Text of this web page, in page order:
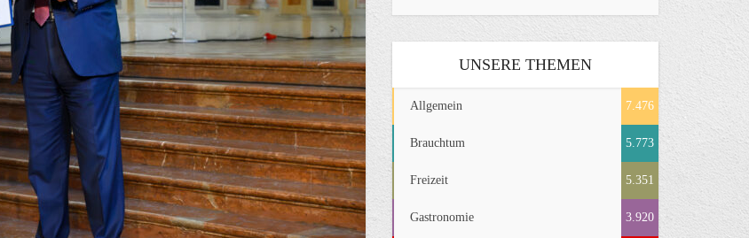
UNSERE THEMEN
Allgemein 7.476
Brauchtum 5.773
Freizeit 5.351
Gastronomie 3.920